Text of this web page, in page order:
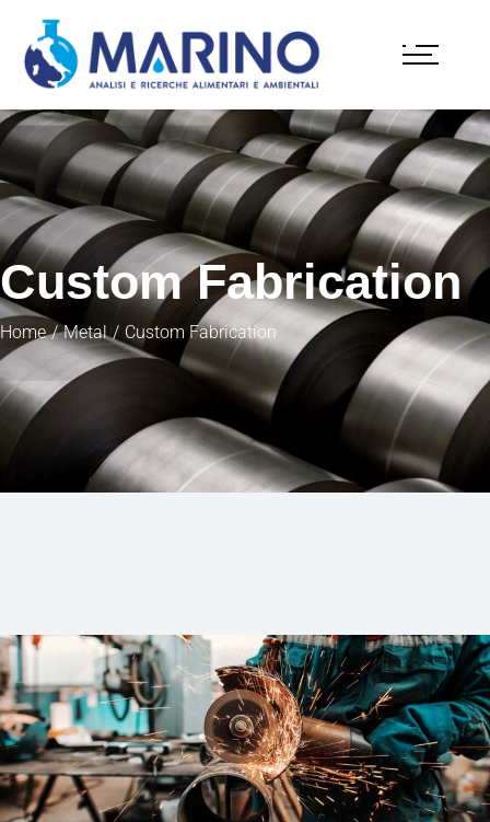
Custom Fabrication
Home Metal Custom Fabrication